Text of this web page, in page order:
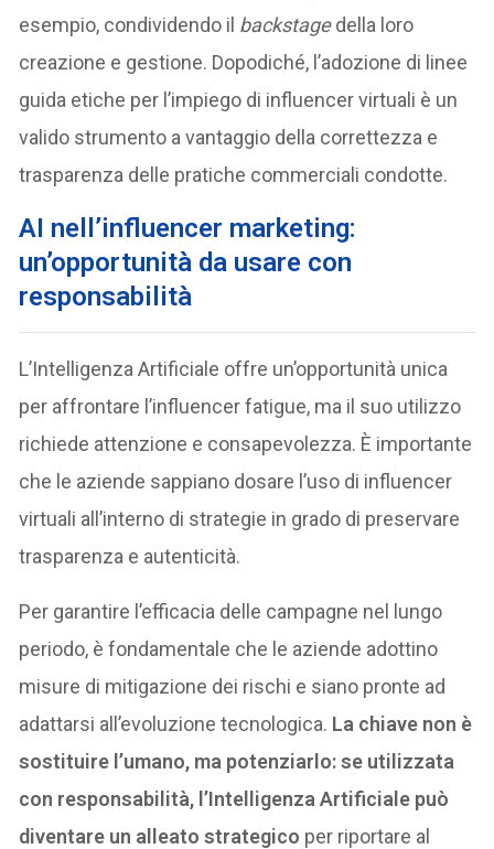
esempio, condividendo il backstagedella loro
creazione e gestione. Dopodiché, l’adozione di linee
guida etiche per l’impiego di influencer virtuali è un
valido strumento a vantaggio della correttezza e
trasparenza delle pratiche commerciali condotte.
AI nell’influencer marketing:
un’opportunità da usare con
responsabilità
L’Intelligenza Artificiale offre un’opportunità unica
per affrontare l’influencer fatigue, ma il suo utilizzo
richiede attenzione e consapevolezza. È importante
che le aziende sappiano dosare l’uso di influencer
virtuali all’interno di strategie in grado di preservare
trasparenza e autenticità.
Per garantire l’efficacia delle campagne nel lungo
periodo, è fondamentale che le aziende adottino
misure di mitigazione dei rischi e siano pronte ad
adattarsi all’evoluzione tecnologica. La chiave non è
sostituire l’umano, ma potenziarlo: se utilizzata
con responsabilità, l’Intelligenza Artificiale può
diventare un alleato strategico per riportare al